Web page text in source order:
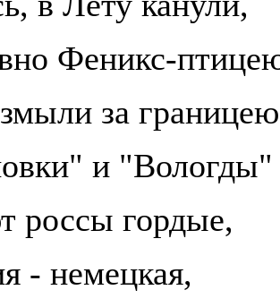
Феникс-
за
и "Вологды"
россы гордые,
- немецкая,